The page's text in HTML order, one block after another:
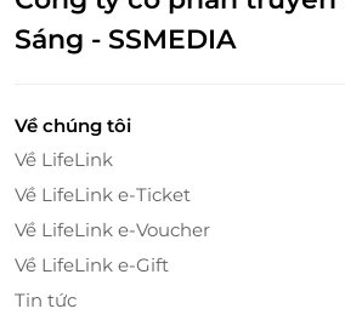
Sáng - SSMEDIA
Về chúng tôi
Về LifeLink
Về LifeLink e-Ticket
Về LifeLink e-Voucher
Về LifeLink e-Gift
Tin tức